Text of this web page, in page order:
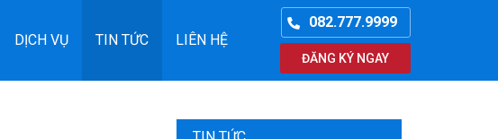
DỊCH VỤ TIN TỨC LIÊN HỆ
082.777.9999
ĐĂNG KÝ NGAY